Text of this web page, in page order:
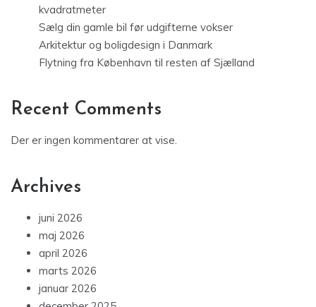
kvadratmeter
Sælg din gamle bil før udgifterne vokser
Arkitektur og boligdesign i Danmark
Flytning fra København til resten af Sjælland
Recent Comments
Der er ingen kommentarer at vise.
Archives
juni 2026
maj 2026
april 2026
marts 2026
januar 2026